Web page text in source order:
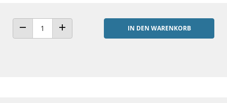
ANZAHL VERRINGERNANZAHL ERHÖHEN
IN DEN WARENKORB